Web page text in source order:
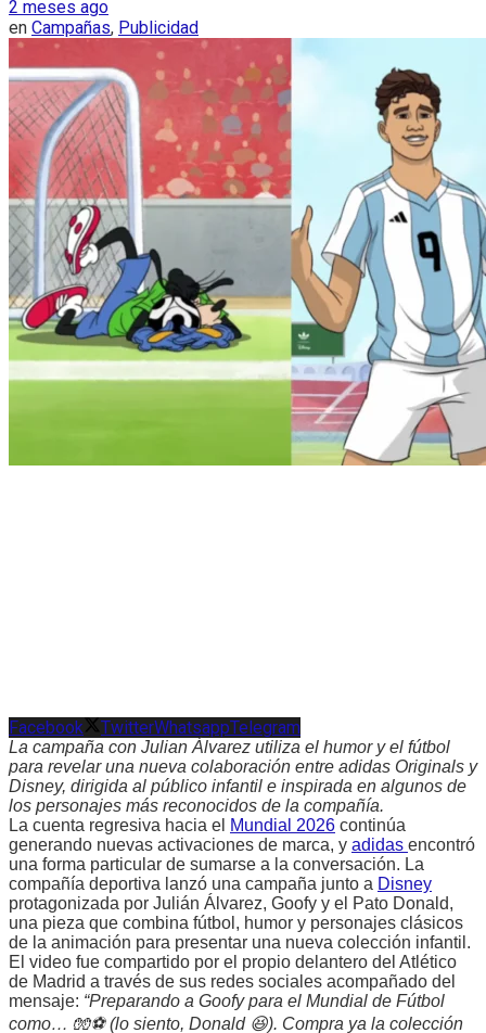
2 meses ago
en Campañas, Publicidad
Facebook TwitterWhatsappTelegram
La campaña con Julian Álvarez utiliza el humor y el fútbol
para revelar una nueva colaboración entre adidas Originals y
Disney, dirigida al público infantil e inspirada en algunos de
los personajes más reconocidos de la compañía.
La cuenta regresiva hacia el Mundial 2026 continúa
generando nuevas activaciones de marca, y adidas encontró
una forma particular de sumarse a la conversación. La
compañía deportiva lanzó una campaña junto a Disney
protagonizada por Julián Álvarez, Goofy y el Pato Donald,
una pieza que combina fútbol, humor y personajes clásicos
de la animación para presentar una nueva colección infantil.
El video fue compartido por el propio delantero del Atlético
de Madrid a través de sus redes sociales acompañado del
mensaje: “Preparando a Goofy para el Mundial de Fútbol
como… 🧤⚽️ (lo siento, Donald 😆). Compra ya la colección